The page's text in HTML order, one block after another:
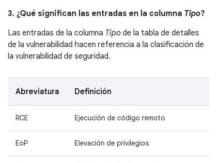
3. ¿Qué significan las entradas en la columna Tipo?
Las entradas de la columna Tipo de la tabla de detalles
de la vulnerabilidad hacen referencia a la clasificación de
la vulnerabilidad de seguridad.
Abreviatura Definición
RCE Ejecución de código remoto
EoP Elevación de privilegios